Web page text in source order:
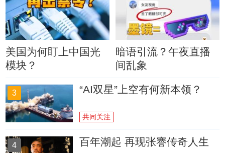
美国为何盯上中国光
模块？
暗语引流？午夜直播
间乱象
3 “AI双星”上空有何新本领？
共同关注
4 百年潮起 再现张謇传奇人生